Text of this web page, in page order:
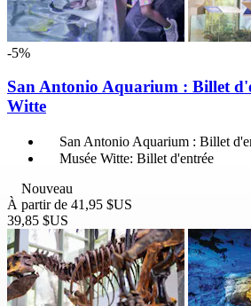
-5%
San Antonio Aquarium : Billet
Witte
San Antonio Aquarium : Billet
Musée Witte: Billet d'entrée
Nouveau
À partir de 41,95 $US
39,85 $US